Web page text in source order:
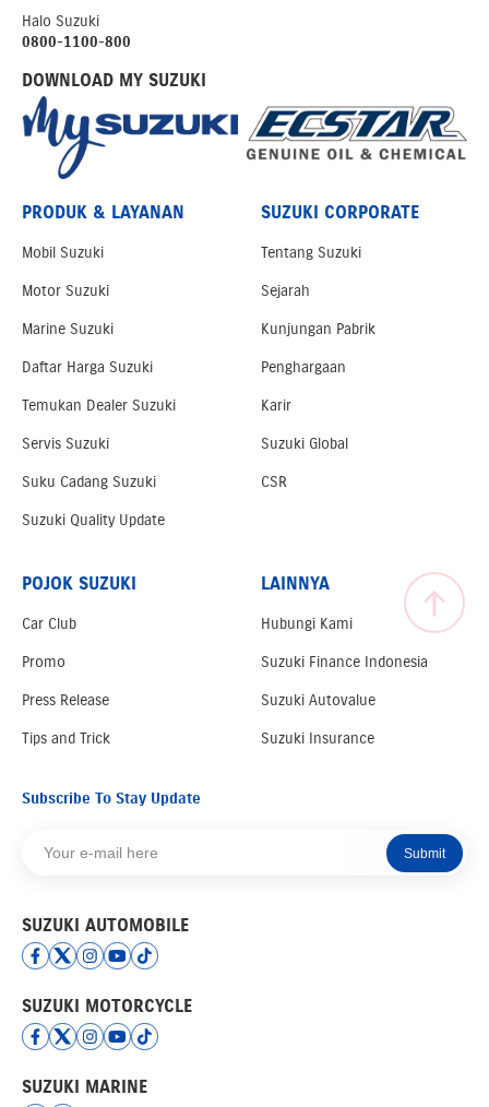
Halo Suzuki
0800-1100-800
DOWNLOAD MY SUZUKI
PRODUK & LAYANAN
Mobil Suzuki
Motor Suzuki
Marine Suzuki
Daftar Harga Suzuki
Temukan Dealer Suzuki
Servis Suzuki
Suku Cadang Suzuki
Suzuki Quality Update
SUZUKI CORPORATE
Tentang Suzuki
Sejarah
Kunjungan Pabrik
Penghargaan
Karir
Suzuki Global
CSR
POJOK SUZUKI
Car Club
Promo
Press Release
Tips and Trick
LAINNYA
Hubungi Kami
Suzuki Finance Indonesia
Suzuki Autovalue
Suzuki Insurance
Subscribe To Stay Update
Submit
SUZUKI AUTOMOBILE
SUZUKI MOTORCYCLE
SUZUKI MARINE